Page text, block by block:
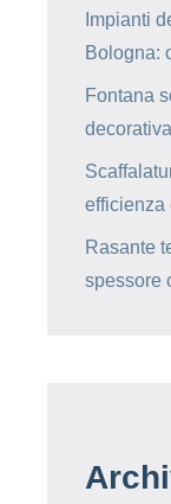
Impianti
Bologna:
Fontana
efficienza
Rasante
spessore